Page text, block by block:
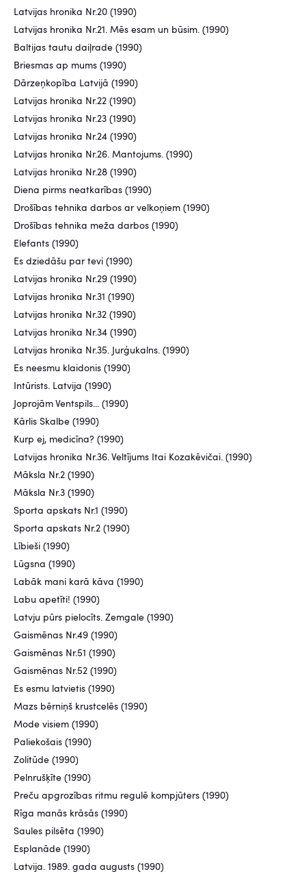
Latvijas hronika Nr.20 (1990)
Latvijas hronika Nr.21. Mēs esam un būsim. (1990)
Baltijas tautu daiļrade (1990)
Briesmas ap mums (1990)
Dārzeņkopība Latvijā (1990)
Latvijas hronika Nr.22 (1990)
Latvijas hronika Nr.23 (1990)
Latvijas hronika Nr.24 (1990)
Latvijas hronika Nr.26. Mantojums. (1990)
Latvijas hronika Nr.28 (1990)
Diena pirms neatkarības (1990)
Drošības tehnika darbos ar velkoņiem (1990)
Drošības tehnika meža darbos (1990)
Elefants (1990)
Es dziedāšu par tevi (1990)
Latvijas hronika Nr.29 (1990)
Latvijas hronika Nr.31 (1990)
Latvijas hronika Nr.32 (1990)
Latvijas hronika Nr.34 (1990)
Latvijas hronika Nr.35. Jurģukalns. (1990)
Es neesmu klaidonis (1990)
Intūrists. Latvija (1990)
Joprojām Ventspils... (1990)
Kārlis Skalbe (1990)
Kurp ej, medicīna? (1990)
Latvijas hronika Nr.36. Veltījums Itai Kozakēvičai. (1990)
Māksla Nr.2 (1990)
Māksla Nr.3 (1990)
Sporta apskats Nr.1 (1990)
Sporta apskats Nr.2 (1990)
Lībieši (1990)
Lūgsna (1990)
Labāk mani karā kāva (1990)
Labu apetīti! (1990)
Latvju pūrs pielocīts. Zemgale (1990)
Gaismēnas Nr.49 (1990)
Gaismēnas Nr.51 (1990)
Gaismēnas Nr.52 (1990)
Es esmu latvietis (1990)
Mazs bērniņš krustcelēs (1990)
Mode visiem (1990)
Paliekošais (1990)
Zolitūde (1990)
Pelnrušķīte (1990)
Preču apgrozības ritmu regulē kompjūters (1990)
Rīga manās krāsās (1990)
Saules pilsēta (1990)
Esplanāde (1990)
Latvija. 1989. gada augusts (1990)